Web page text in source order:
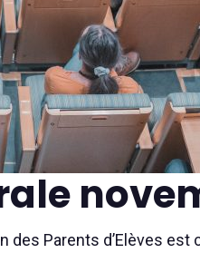
des Parents d’Elèves